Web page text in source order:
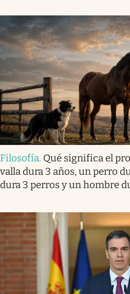
Filosofía. Qué significa el
valla dura 3 años, un perro
dura 3 perros y un hombre